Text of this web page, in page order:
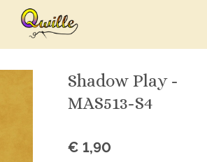
Shadow Play -
MAS513-S4
€ 1,90